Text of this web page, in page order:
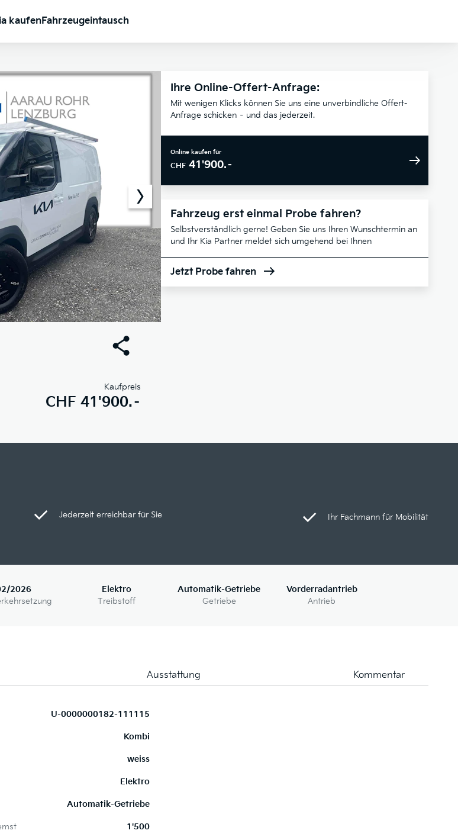
kaufenFahrzeugeintausch
Kaufpreis
CHF 41'900.–
Ihre Online-Offert-Anfrage:
Mit wenigen Klicks können Sie uns eine unverbindliche Offert-
Anfrage schicken – und das jederzeit.
Online kaufen für
CHF 41'900.–
Fahrzeug erst einmal Probe fahren?
Selbstverständlich gerne! Geben Sie uns Ihren Wunschtermin an
und Ihr Kia Partner meldet sich umgehend bei Ihnen
Jetzt Probe fahren
Jederzeit erreichbar für Sie Ihr Fachmann für Mobilität
2026
Elektro
Treibstoff
Automatik-Getriebe
Getriebe
Vorderradantrieb
Antrieb
Ausstattung Kommentar
U-0000000182-111115
Kombi
weiss
Elektro
Automatik-Getriebe
1'500